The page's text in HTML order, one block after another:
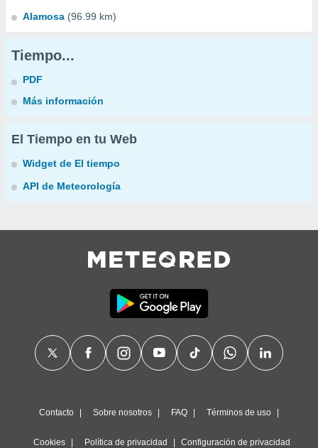
Alamosa (96.99 km)
Tiempo...
PDF
Más información
El Tiempo en tu Web
Widget de El tiempo
API de Meteorología
Contacto Sobre nosotros FAQ Términos de uso
Cookies Política de privacidad Configuración de privacidad